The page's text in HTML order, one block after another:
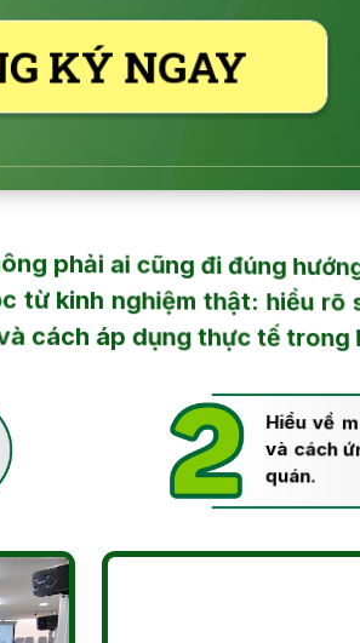
Hiểu về
và cách
quán.
phải ai cũng đi đúng
kinh nghiệm thật: hiểu rõ
cách áp dụng thực tế trong
KÝ NGAY
NGAY